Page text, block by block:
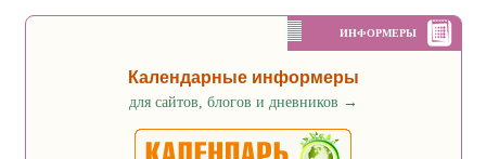
ИНФОРМЕРЫ
Календарные информеры
для сайтов, блогов и дневников →